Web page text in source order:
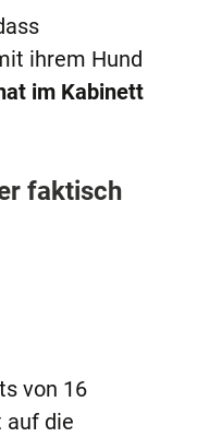
ihrem Hund
im Kabinett
faktisch
von 16
auf die